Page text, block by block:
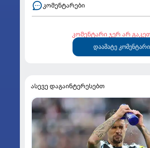
კომენტარები
კომენტარი ჯერ არ
დაამატე კომენტარი
ასევე დაგაინტერესებთ